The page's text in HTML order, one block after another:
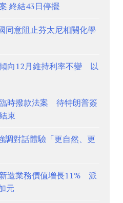
終結43日停擺
同意阻止芬太尼相關化學
向12月維持利率不變 以
時撥款法案 待特朗普簽
束
調對話體驗「更自然、更
造業務價值增長11% 派
元